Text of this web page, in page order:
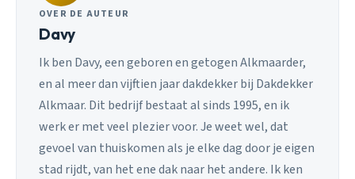
OVER DE AUTEUR
Davy
Ik ben Davy, een geboren en getogen Alkmaarder,
en al meer dan vijftien jaar dakdekker bij Dakdekker
Alkmaar. Dit bedrijf bestaat al sinds 1995, en ik
werk er met veel plezier voor. Je weet wel, dat
gevoel van thuiskomen als je elke dag door je eigen
stad rijdt, van het ene dak naar het andere. Ik ken